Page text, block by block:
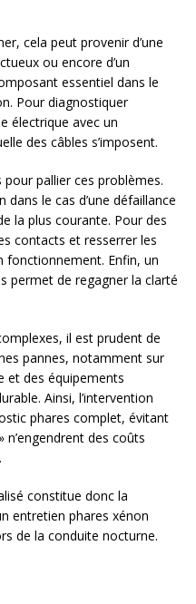
cela peut provenir d’une
ou encore d’un
essentiel dans le
Pour diagnostiquer
électrique avec un
des câbles s’imposent.
pallier ces problèmes.
le cas d’une défaillance
la plus courante. Pour des
contacts et resserrer les
fonctionnement. Enfin, un
permet de regagner la clarté
il est prudent de
pannes, notamment sur
et des équipements
Ainsi, l’intervention
phares complet, évitant
n’engendrent des coûts
constitue donc la
entretien phares xénon
de la conduite nocturne.